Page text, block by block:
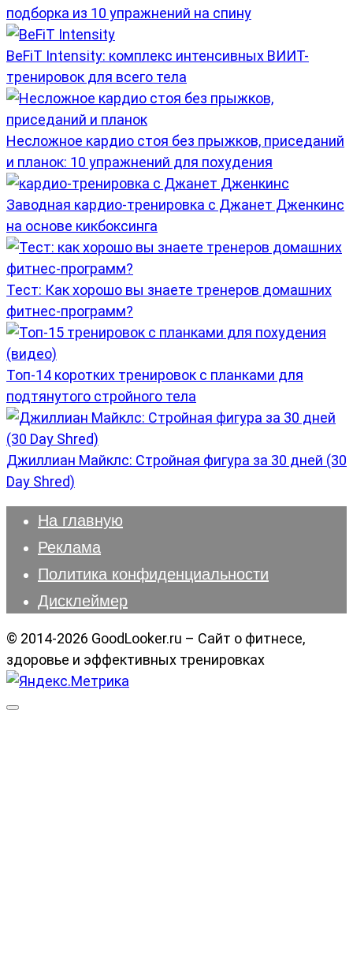
подборка из 10 упражнений на спину
BeFiT Intensity: комплекс интенсивных ВИИТ-
тренировок для всего тела
Несложное кардио стоя без прыжков, приседаний
и планок: 10 упражнений для похудения
Заводная кардио-тренировка с Джанет Дженкинс
на основе кикбоксинга
Тест: Как хорошо вы знаете тренеров домашних
фитнес-программ?
Топ-14 коротких тренировок с планками для
подтянутого стройного тела
Джиллиан Майклс: Стройная фигура за 30 дней (30
Day Shred)
На главную
Реклама
Политика конфиденциальности
Дисклеймер
© 2014-2026 GoodLooker.ru – Сайт о фитнесе,
здоровье и эффективных тренировках